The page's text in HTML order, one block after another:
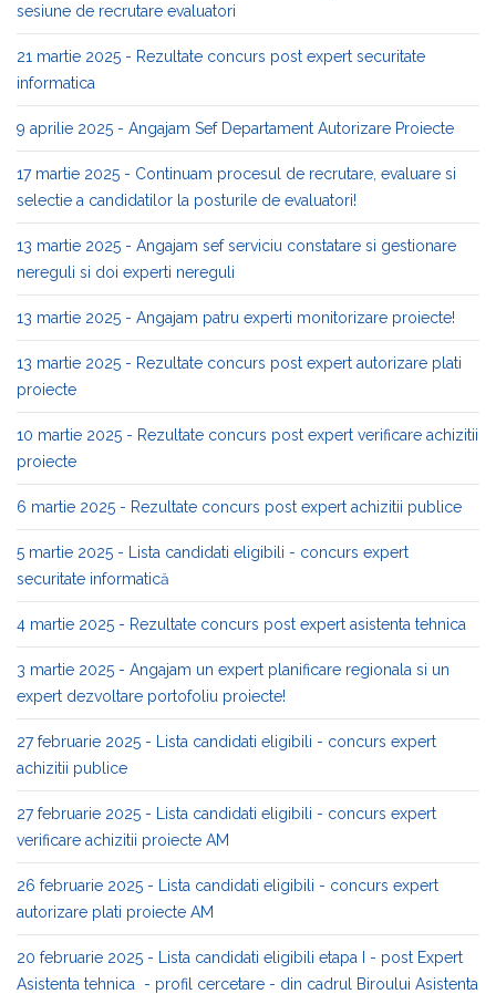
sesiune de recrutare evaluatori
21 martie 2025 - Rezultate concurs post expert securitate
informatica
9 aprilie 2025 - Angajam Sef Departament Autorizare Proiecte
17 martie 2025 - Continuam procesul de recrutare, evaluare si
selectie a candidatilor la posturile de evaluatori!
13 martie 2025 - Angajam sef serviciu constatare si gestionare
nereguli si doi experti nereguli
13 martie 2025 - Angajam patru experti monitorizare proiecte!
13 martie 2025 - Rezultate concurs post expert autorizare plati
proiecte
10 martie 2025 - Rezultate concurs post expert verificare achizitii
proiecte
6 martie 2025 - Rezultate concurs post expert achizitii publice
5 martie 2025 - Lista candidati eligibili - concurs expert
securitate informatică
4 martie 2025 - Rezultate concurs post expert asistenta tehnica
3 martie 2025 - Angajam un expert planificare regionala si un
expert dezvoltare portofoliu proiecte!
27 februarie 2025 - Lista candidati eligibili - concurs expert
achizitii publice
27 februarie 2025 - Lista candidati eligibili - concurs expert
verificare achizitii proiecte AM
26 februarie 2025 - Lista candidati eligibili - concurs expert
autorizare plati proiecte AM
20 februarie 2025 - Lista candidati eligibili etapa I - post Expert
Asistenta tehnica - profil cercetare - din cadrul Biroului Asistenta